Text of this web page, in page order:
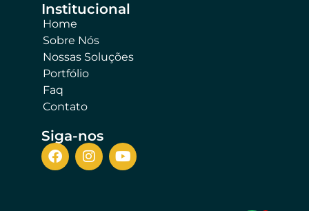
Institucional​
Home
Sobre Nós
Nossas Soluções
Portfólio
Faq
Contato
Siga-nos